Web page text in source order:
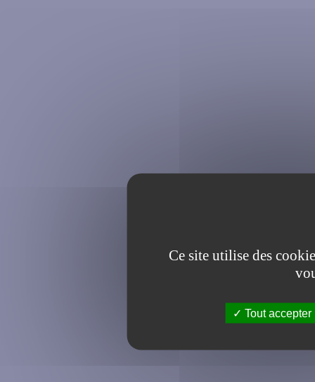
Ce site utilise des
Tout accepter